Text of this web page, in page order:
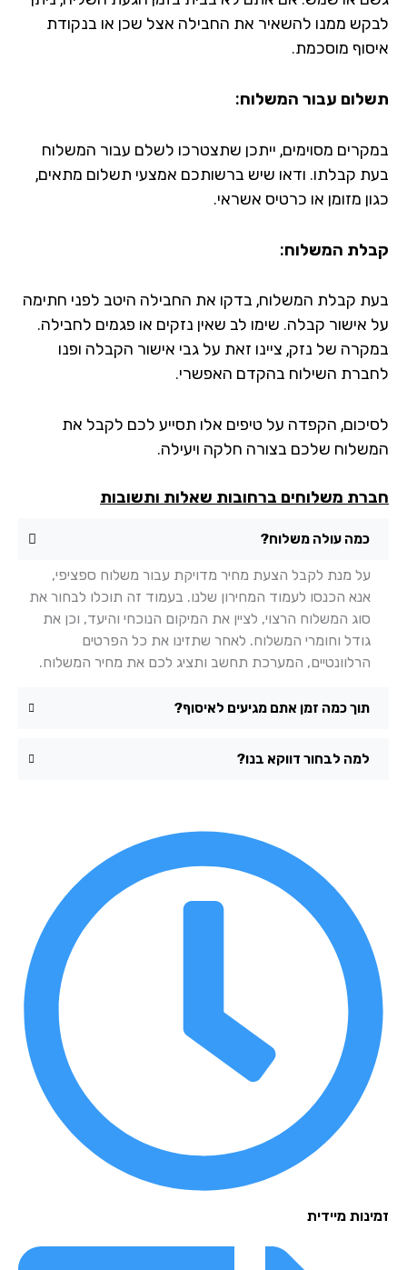
ממנו להשאיר את החבילה אצל שכן או בנקודת
מוסכמת.
עבור המשלוח:
מסוימים, ייתכן שתצטרכו לשלם עבור המשלוח
קבלתו. ודאו שיש ברשותכם אמצעי תשלום מתאים,
מזומן או כרטיס אשראי.
המשלוח:
קבלת המשלוח, בדקו את החבילה היטב לפני חתימה
אישור קבלה. שימו לב שאין נזקים או פגמים לחבילה.
של נזק, ציינו זאת על גבי אישור הקבלה ופנו
השילוח בהקדם האפשרי.
הקפדה על טיפים אלו תסייע לכם לקבל את
שלכם בצורה חלקה ויעילה.
משלוחים ברחובות שאלות ותשובות
כמה עולה משלוח?
על מנת לקבל הצעת מחיר מדויקת עבור משלוח ספציפי,
אנא הכנסו לעמוד המחירון שלנו. בעמוד זה תוכלו לבחור את
סוג המשלוח הרצוי, לציין את המיקום הנוכחי והיעד, וכן את
גודל וחומרי המשלוח. לאחר שתזינו את כל הפרטים
הרלוונטיים, המערכת תחשב ותציג לכם את מחיר המשלוח.
תוך כמה זמן אתם מגיעים לאיסוף?
למה לבחור דווקא בנו?
מיידית